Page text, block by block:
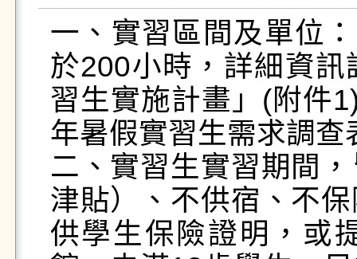
一、實習區間及單位
於200小時，詳細資
習生實施計畫」(附件
年暑假實習生需求調查
二、實習生實習期間
津貼）、不供宿、不
供學生保險證明，或